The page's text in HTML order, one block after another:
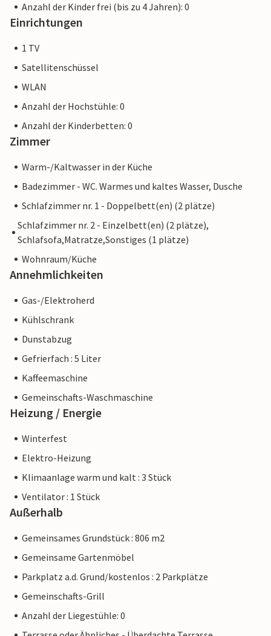
Anzahl der Kinder frei (bis zu 4 Jahren): 0
Einrichtungen
1 TV
Satellitenschüssel
WLAN
Anzahl der Hochstühle: 0
Anzahl der Kinderbetten: 0
Zimmer
Warm-/Kaltwasser in der Küche
Badezimmer - WC. Warmes und kaltes Wasser, Dusche
Schlafzimmer nr. 1 - Doppelbett(en) (2 plätze)
Schlafzimmer nr. 2 - Einzelbett(en) (2 plätze),
Schlafsofa,Matratze,Sonstiges (1 plätze)
Wohnraum/Küche
Annehmlichkeiten
Gas-/Elektroherd
Kühlschrank
Dunstabzug
Gefrierfach : 5 Liter
Kaffeemaschine
Gemeinschafts-Waschmaschine
Heizung / Energie
Winterfest
Elektro-Heizung
Klimaanlage warm und kalt : 3 Stück
Ventilator : 1 Stück
Außerhalb
Gemeinsames Grundstück : 806 m2
Gemeinsame Gartenmöbel
Parkplatz a.d. Grund/kostenlos : 2 Parkplätze
Gemeinschafts-Grill
Anzahl der Liegestühle: 0